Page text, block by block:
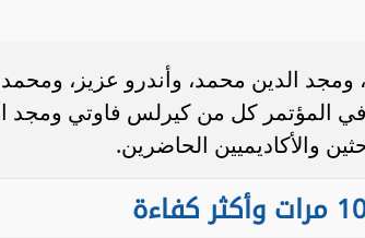
الدين محمد، وأندرو عزيز،
المؤتمر كل من كيرلس فاوتي ومجد
والأكاديميين الحاضرين.